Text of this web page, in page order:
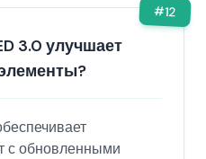
#12
3.0 улучшает
с обновленными